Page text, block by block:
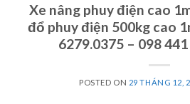
Xe nâng phuy điện cao
đổ phuy điện 500kg cao
6279.0375 – 098
POSTED ON 29 THÁNG 12,